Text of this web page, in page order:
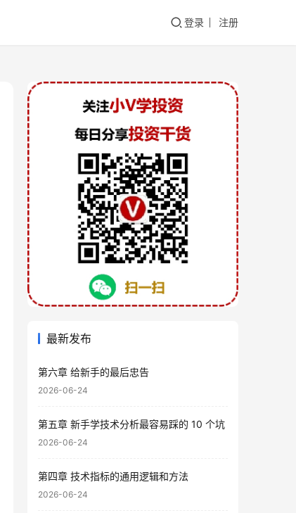
登录 注册
最新发布
第六章 给新手的最后忠告
2026-06-24
第五章 新手学技术分析最容易踩的 10 个坑
2026-06-24
第四章 技术指标的通用逻辑和方法
2026-06-24